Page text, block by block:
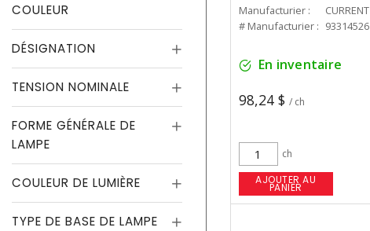
COULEUR
DÉSIGNATION
TENSION NOMINALE
FORME GÉNÉRALE DE
LAMPE
COULEUR DE LUMIÈRE
TYPE DE BASE DE LAMPE
Manufacturier :
# Manufacturier : 93314526
En inventaire
98,24 $ / ch
ch
AJOUTER AU
PANIER